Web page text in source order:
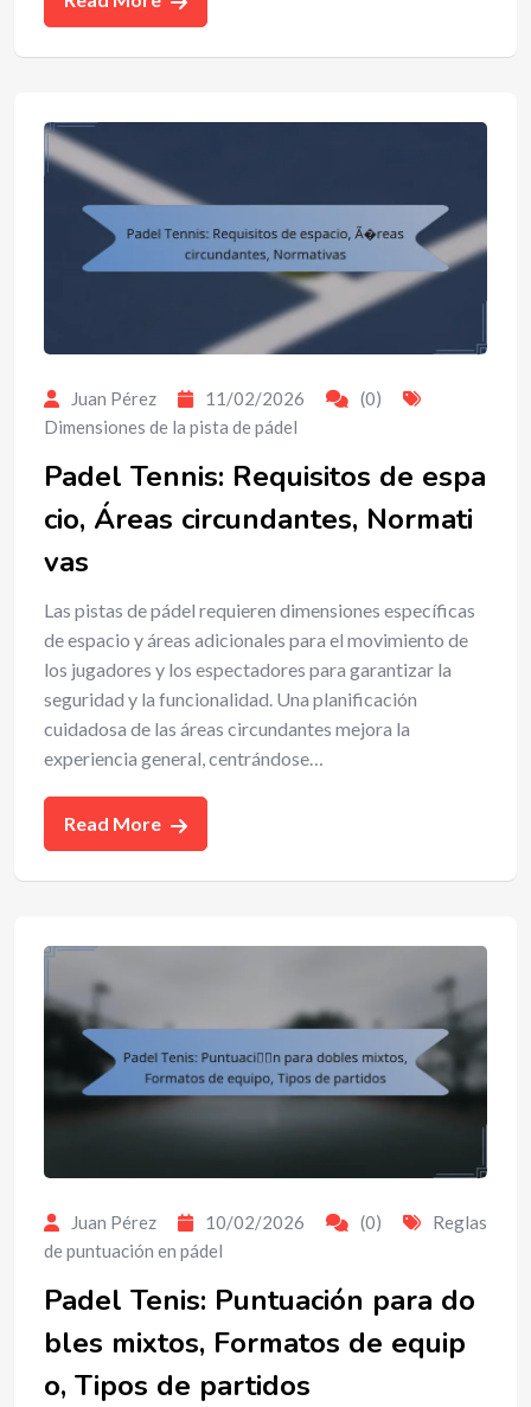
Juan Pérez 11/02/2026
(0)
Dimensiones de la pista de pádel
Padel Tennis: Requisitos de espa
cio, Áreas circundantes, Normati
vas
Las pistas de pádel requieren dimensiones específicas
de espacio y áreas adicionales para el movimiento de
los jugadores y los espectadores para garantizar la
seguridad y la funcionalidad. Una planificación
cuidadosa de las áreas circundantes mejora la
experiencia general, centrándose…
Read More
Juan Pérez 10/02/2026 (0)
Reglas
de puntuación en pádel
Padel Tenis: Puntuación para do
bles mixtos, Formatos de equip
o, Tipos de partidos